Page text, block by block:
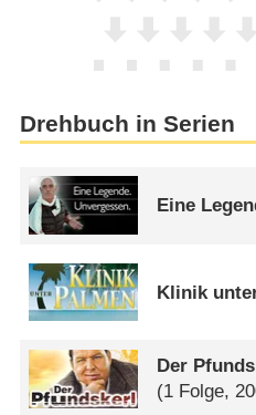
Drehbuch in Serien
Eine
Klinik
Der
(1 Folge,